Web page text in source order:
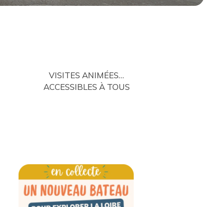
VISITES ANIMÉES…
ACCESSIBLES À TOUS